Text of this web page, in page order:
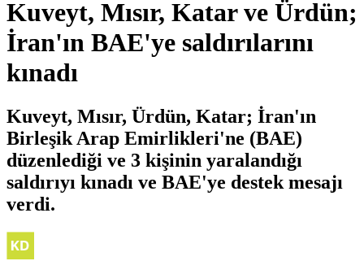
Kuveyt, Mısır, Katar ve Ürdün;
İran'ın BAE'ye saldırılarını
kınadı
Kuveyt, Mısır, Ürdün, Katar; İran'ın
Birleşik Arap Emirlikleri'ne (BAE)
düzenlediği ve 3 kişinin yaralandığı
saldırıyı kınadı ve BAE'ye destek mesajı
verdi.